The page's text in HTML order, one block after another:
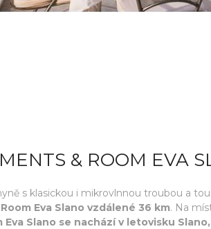
& ROOM EVA
s klasickou i mikrovlnnou troubou a
Eva Slano vzdálené 36 km. Na
Slano se nachází v letovisku